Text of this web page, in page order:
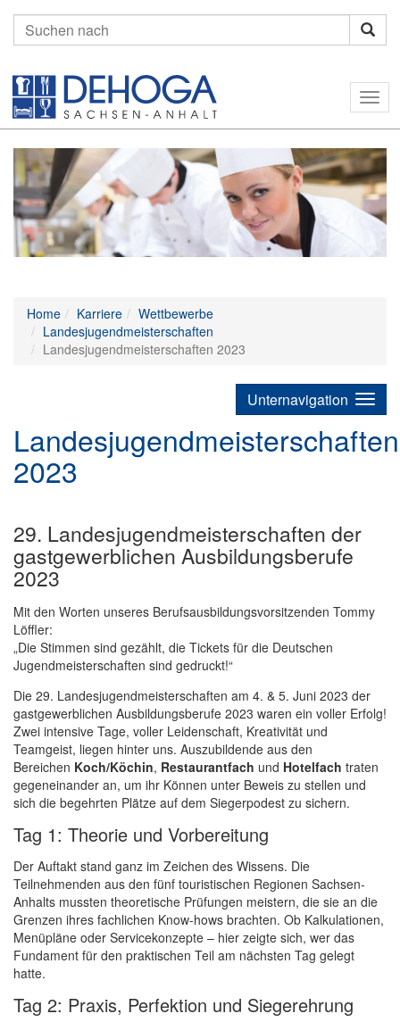
nach:
Home Karriere
Wettbewerbe
Landesjugendmeisterschaften
Landesjugendmeisterschaften 2023
Unternavigation
Landesjugendmeisterschaften
2023
29. Landesjugendmeisterschaften der
gastgewerblichen Ausbildungsberufe
2023
Mit den Worten unseres Berufsausbildungsvorsitzenden Tommy
Löffler:
„Die Stimmen sind gezählt, die Tickets für die Deutschen
Jugendmeisterschaften sind gedruckt!“
Die 29. Landesjugendmeisterschaften am 4. & 5. Juni 2023 der
gastgewerblichen Ausbildungsberufe 2023 waren ein voller Erfolg!
Zwei intensive Tage, voller Leidenschaft, Kreativität und
Teamgeist, liegen hinter uns. Auszubildende aus den
Bereichen Koch/Köchin, Restaurantfach und Hotelfach traten
gegeneinander an, um ihr Können unter Beweis zu stellen und
sich die begehrten Plätze auf dem Siegerpodest zu sichern.
Tag 1: Theorie und Vorbereitung
Der Auftakt stand ganz im Zeichen des Wissens. Die
Teilnehmenden aus den fünf touristischen Regionen Sachsen-
Anhalts mussten theoretische Prüfungen meistern, die sie an die
Grenzen ihres fachlichen Know-hows brachten. Ob Kalkulationen,
Menüpläne oder Servicekonzepte – hier zeigte sich, wer das
Fundament für den praktischen Teil am nächsten Tag gelegt
hatte.
Tag 2: Praxis, Perfektion und Siegerehrung